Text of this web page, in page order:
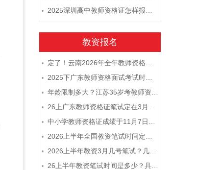
• 2025深圳高中教师资格证怎样报名 附流程
教资报名
• 定了！云南2026年全年教师资格证考试日程大公开！
• 2025下广东教师资格面试考试时间及科目内容（怎么考）
• 年龄限制多大？江苏35岁考教师资格证晚吗？
• 26上广东教师资格证笔试定在3月7日！附考试指南
• 中小学教师资格证成绩于11月7日10点查！
• 2026上半年全国教资笔试时间定档！
• 2026上半年教资3月几号笔试？几点开考
• 26上半年教资笔试时间是多少？具体安排表一览